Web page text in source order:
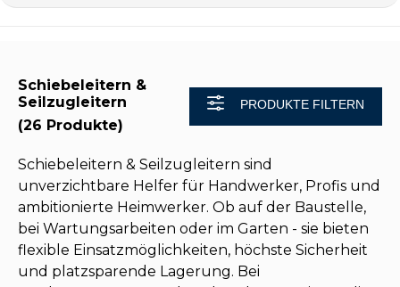
Schiebeleitern &
Seilzugleitern
(26 Produkte)
PRODUKTE FILTERN
Schiebeleitern & Seilzugleitern sind
unverzichtbare Helfer für Handwerker, Profis und
ambitionierte Heimwerker. Ob auf der Baustelle,
bei Wartungsarbeiten oder im Garten - sie bieten
flexible Einsatzmöglichkeiten, höchste Sicherheit
und platzsparende Lagerung. Bei